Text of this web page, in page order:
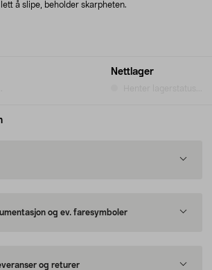
Nettlager
å slipe, beholder skarpheten.
og ev. faresymboler
og returer